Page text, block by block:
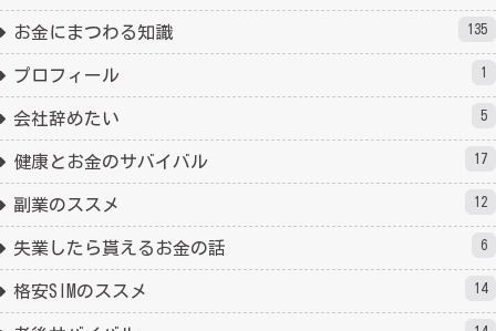
お金にまつわる知識 135
プロフィール 1
会社辞めたい 5
健康とお金のサバイバル 17
副業のススメ 12
失業したら貰えるお金の話 6
格安SIMのススメ 14